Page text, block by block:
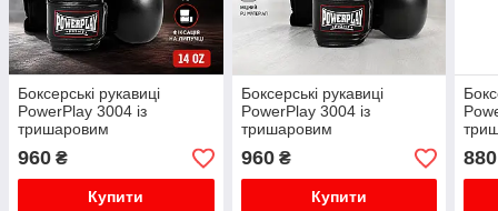
Боксерські рукавиці
PowerPlay 3004 із
тришаровим
наповнювачем для
тренувань спарингів і
роботи на мішку PU на
липучці 14 унцій
960 ₴
Купити
Боксерські рукавиці
PowerPlay 3004 із
тришаровим
наповнювачем для
тренувань спарингів і
роботи на мішку PU
вентиляція 16 унцій
960₴
Купити
880